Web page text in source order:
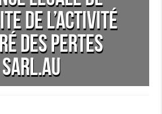
de l’activité
des pertes
SARL.AU